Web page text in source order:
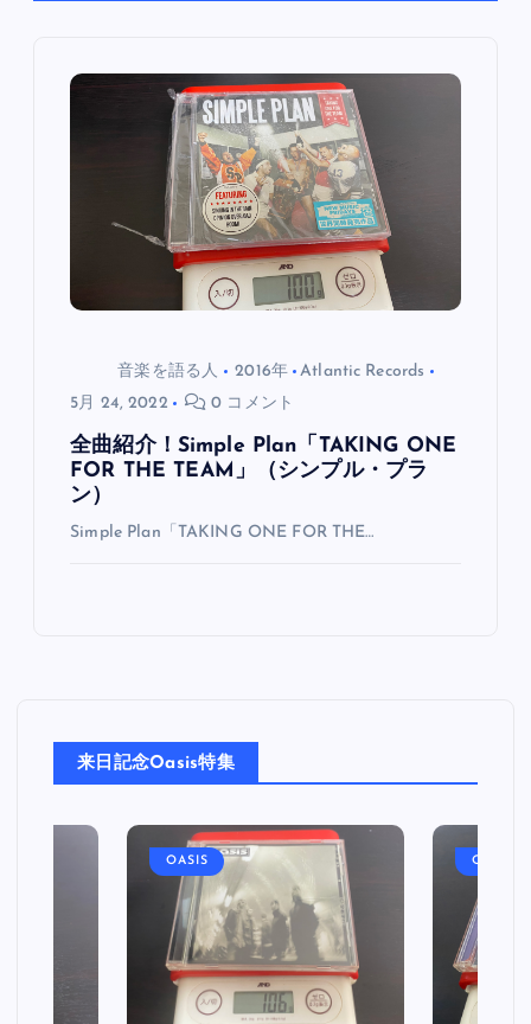
音楽を語る人 2016年
Atlantic Records
5月 24, 2022
0 コメント
全曲紹介！Simple Plan「TAKING ONE
FOR THE TEAM」（シンプル・プラ
ン）
Simple Plan「TAKING ONE FOR THE…
来日記念Oasis特集
OASIS OASIS